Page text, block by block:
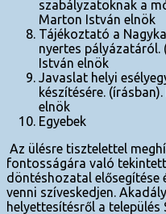
szabályzatoknak a
Marton István elnök
Tájékoztató a
nyertes pályázatáról.
István elnök
Javaslat helyi
készítésére.
elnök
Egyebek
Az ülésre tisztelettel
fontosságára való
döntéshozatal elősegítése
venni szíveskedjen.
helyettesítésről a